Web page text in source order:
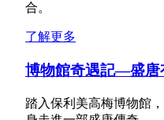
合。
了解更多
博物館奇遇記—盛唐
踏入保利美高梅博物館